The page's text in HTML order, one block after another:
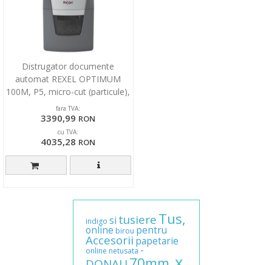
Distrugator documente
automat REXEL OPTIMUM
100M, P5, micro-cut (particule),
100 coli, cos 34l, negr
fara TVA:
3390,99 RON
cu TVA:
4035,28 RON
indigo si tusiereTus,
online birou pentru
Accesorii papetarie
online netusata -